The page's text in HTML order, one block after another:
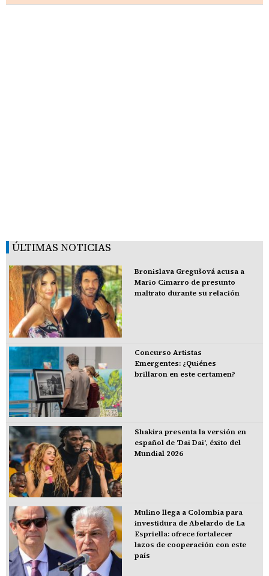
ÚLTIMAS NOTICIAS
Bronislava Gregušová acusa a
Mario Cimarro de presunto
maltrato durante su relación
Concurso Artistas
Emergentes: ¿Quiénes
brillaron en este certamen?
Shakira presenta la versión en
español de 'Dai Dai', éxito del
Mundial 2026
Mulino llega a Colombia para
investidura de Abelardo de La
Espriella: ofrece fortalecer
lazos de cooperación con este
país